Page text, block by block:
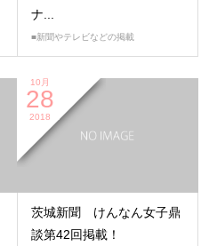
ナ...
■新聞やテレビなどの掲載
10月
28
2018
茨城新聞 けんなん女子鼎
談第42回掲載！